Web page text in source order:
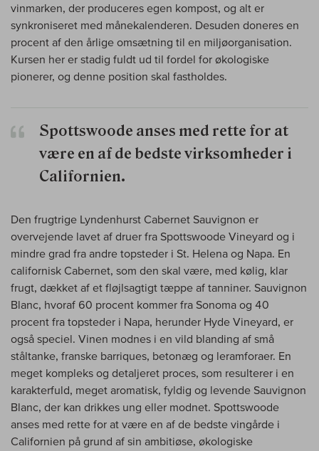
vinmarken, der produceres egen kompost, og alt er
synkroniseret med månekalenderen. Desuden doneres en
procent af den årlige omsætning til en miljøorganisation.
Kursen her er stadig fuldt ud til fordel for økologiske
pionerer, og denne position skal fastholdes.
Spottswoode anses med rette for at
være en af de bedste virksomheder i
Californien.
Den frugtrige Lyndenhurst Cabernet Sauvignon er
overvejende lavet af druer fra Spottswoode Vineyard og i
mindre grad fra andre topsteder i St. Helena og Napa. En
californisk Cabernet, som den skal være, med kølig, klar
frugt, dækket af et fløjlsagtigt tæppe af tanniner. Sauvignon
Blanc, hvoraf 60 procent kommer fra Sonoma og 40
procent fra topsteder i Napa, herunder Hyde Vineyard, er
også speciel. Vinen modnes i en vild blanding af små
ståltanke, franske barriques, betonæg og leramforaer. En
meget kompleks og detaljeret proces, som resulterer i en
karakterfuld, meget aromatisk, fyldig og levende Sauvignon
Blanc, der kan drikkes ung eller modnet. Spottswoode
anses med rette for at være en af de bedste vingårde i
Californien på grund af sin ambitiøse, økologiske